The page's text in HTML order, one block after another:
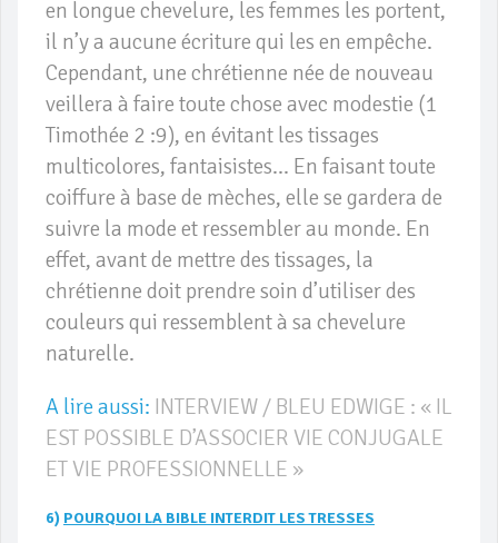
en longue chevelure, les femmes les portent,
il n’y a aucune écriture qui les en empêche.
Cependant, une chrétienne née de nouveau
veillera à faire toute chose avec modestie (1
Timothée 2 :9), en évitant les tissages
multicolores, fantaisistes… En faisant toute
coiffure à base de mèches, elle se gardera de
suivre la mode et ressembler au monde. En
effet, avant de mettre des tissages, la
chrétienne doit prendre soin d’utiliser des
couleurs qui ressemblent à sa chevelure
naturelle.
A lire aussi: INTERVIEW / BLEU EDWIGE : « IL
EST POSSIBLE D’ASSOCIER VIE CONJUGALE
ET VIE PROFESSIONNELLE »
6) POURQUOI LA BIBLE INTERDIT LES TRESSES